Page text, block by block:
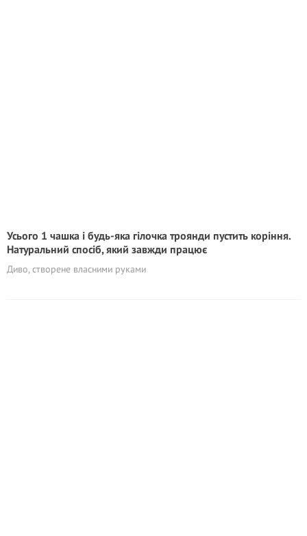
Усього 1 чашка і будь-яка гілочка троянди пустить коріння.
Натуральний спосіб, який завжди працює
Диво, створене власними руками